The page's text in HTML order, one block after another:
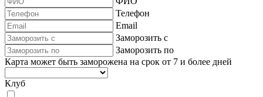
Телефон
Email
Заморозить с
Заморозить по
Карта может быть заморожена на срок от 7 и более дней
Клуб